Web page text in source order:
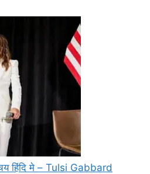
हिंदि मे – Tulsi Gabbard